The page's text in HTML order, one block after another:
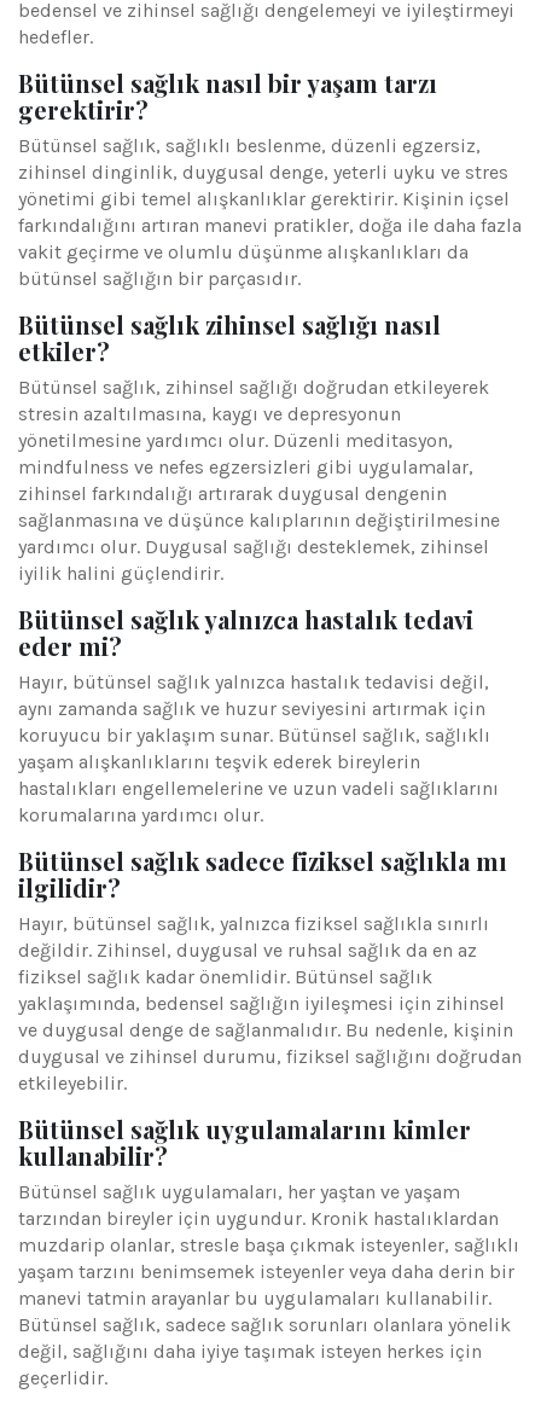
bedensel ve zihinsel sağlığı dengelemeyi ve iyileştirmeyi
hedefler.
Bütünsel sağlık nasıl bir yaşam tarzı
gerektirir?
Bütünsel sağlık, sağlıklı beslenme, düzenli egzersiz,
zihinsel dinginlik, duygusal denge, yeterli uyku ve stres
yönetimi gibi temel alışkanlıklar gerektirir. Kişinin içsel
farkındalığını artıran manevi pratikler, doğa ile daha fazla
vakit geçirme ve olumlu düşünme alışkanlıkları da
bütünsel sağlığın bir parçasıdır.
Bütünsel sağlık zihinsel sağlığı nasıl
etkiler?
Bütünsel sağlık, zihinsel sağlığı doğrudan etkileyerek
stresin azaltılmasına, kaygı ve depresyonun
yönetilmesine yardımcı olur. Düzenli meditasyon,
mindfulness ve nefes egzersizleri gibi uygulamalar,
zihinsel farkındalığı artırarak duygusal dengenin
sağlanmasına ve düşünce kalıplarının değiştirilmesine
yardımcı olur. Duygusal sağlığı desteklemek, zihinsel
iyilik halini güçlendirir.
Bütünsel sağlık yalnızca hastalık tedavi
eder mi?
Hayır, bütünsel sağlık yalnızca hastalık tedavisi değil,
aynı zamanda sağlık ve huzur seviyesini artırmak için
koruyucu bir yaklaşım sunar. Bütünsel sağlık, sağlıklı
yaşam alışkanlıklarını teşvik ederek bireylerin
hastalıkları engellemelerine ve uzun vadeli sağlıklarını
korumalarına yardımcı olur.
Bütünsel sağlık sadece fiziksel sağlıkla mı
ilgilidir?
Hayır, bütünsel sağlık, yalnızca fiziksel sağlıkla sınırlı
değildir. Zihinsel, duygusal ve ruhsal sağlık da en az
fiziksel sağlık kadar önemlidir. Bütünsel sağlık
yaklaşımında, bedensel sağlığın iyileşmesi için zihinsel
ve duygusal denge de sağlanmalıdır. Bu nedenle, kişinin
duygusal ve zihinsel durumu, fiziksel sağlığını doğrudan
etkileyebilir.
Bütünsel sağlık uygulamalarını kimler
kullanabilir?
Bütünsel sağlık uygulamaları, her yaştan ve yaşam
tarzından bireyler için uygundur. Kronik hastalıklardan
muzdarip olanlar, stresle başa çıkmak isteyenler, sağlıklı
yaşam tarzını benimsemek isteyenler veya daha derin bir
manevi tatmin arayanlar bu uygulamaları kullanabilir.
Bütünsel sağlık, sadece sağlık sorunları olanlara yönelik
değil, sağlığını daha iyiye taşımak isteyen herkes için
geçerlidir.